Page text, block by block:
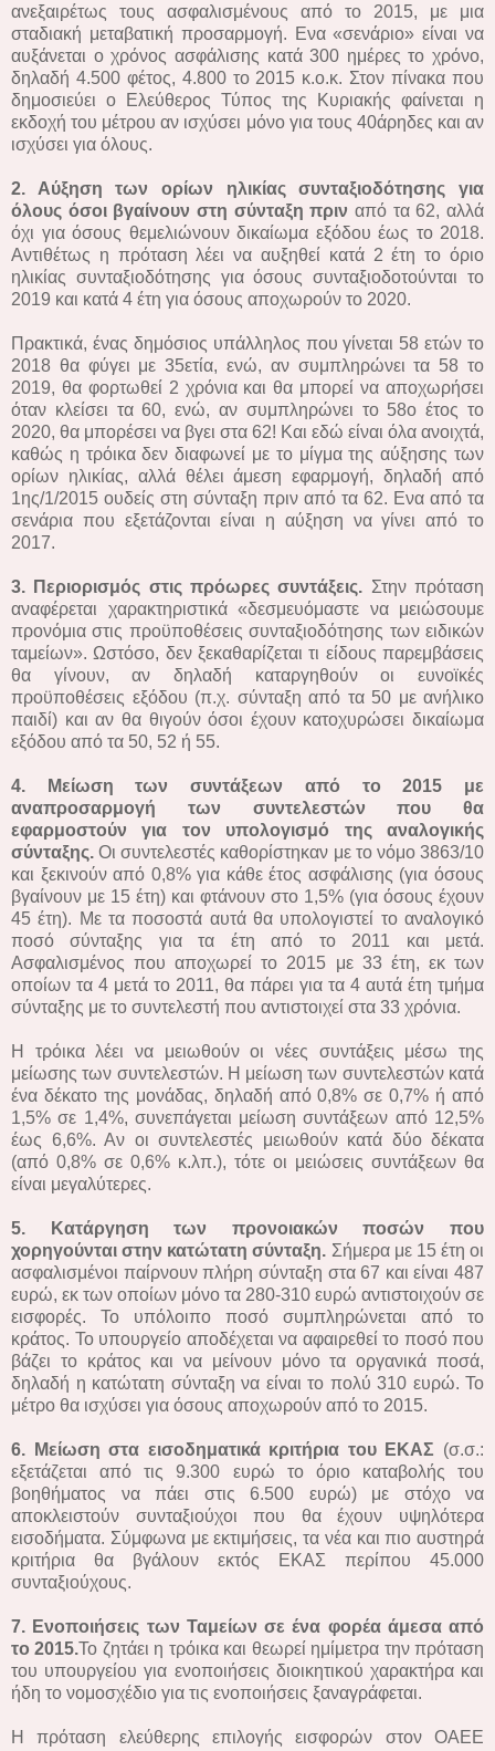
ανεξαιρέτως τους ασφαλισμένους από το 2015, με μια
σταδιακή μεταβατική προσαρμογή. Ενα «σενάριο» είναι να
αυξάνεται ο χρόνος ασφάλισης κατά 300 ημέρες το χρόνο,
δηλαδή 4.500 φέτος, 4.800 το 2015 κ.ο.κ. Στον πίνακα που
δημοσιεύει ο Ελεύθερος Τύπος της Κυριακής φαίνεται η
εκδοχή του μέτρου αν ισχύσει μόνο για τους 40άρηδες και αν
ισχύσει για όλους.
2. Αύξηση των ορίων ηλικίας συνταξιοδότησης για
όλους όσοι βγαίνουν στη σύνταξη πριν από τα 62, αλλά
όχι για όσους θεμελιώνουν δικαίωμα εξόδου έως το 2018.
Αντιθέτως η πρόταση λέει να αυξηθεί κατά 2 έτη το όριο
ηλικίας συνταξιοδότησης για όσους συνταξιοδοτούνται το
2019 και κατά 4 έτη για όσους αποχωρούν το 2020.
Πρακτικά, ένας δημόσιος υπάλληλος που γίνεται 58 ετών το
2018 θα φύγει με 35ετία, ενώ, αν συμπληρώνει τα 58 το
2019, θα φορτωθεί 2 χρόνια και θα μπορεί να αποχωρήσει
όταν κλείσει τα 60, ενώ, αν συμπληρώνει το 58ο έτος το
2020, θα μπορέσει να βγει στα 62! Και εδώ είναι όλα ανοιχτά,
καθώς η τρόικα δεν διαφωνεί με το μίγμα της αύξησης των
ορίων ηλικίας, αλλά θέλει άμεση εφαρμογή, δηλαδή από
1ης/1/2015 ουδείς στη σύνταξη πριν από τα 62. Ενα από τα
σενάρια που εξετάζονται είναι η αύξηση να γίνει από το
2017.
3. Περιορισμός στις πρόωρες συντάξεις. Στην πρόταση
αναφέρεται χαρακτηριστικά «δεσμευόμαστε να μειώσουμε
προνόμια στις προϋποθέσεις συνταξιοδότησης των ειδικών
ταμείων». Ωστόσο, δεν ξεκαθαρίζεται τι είδους παρεμβάσεις
θα γίνουν, αν δηλαδή καταργηθούν οι ευνοϊκές
προϋποθέσεις εξόδου (π.χ. σύνταξη από τα 50 με ανήλικο
παιδί) και αν θα θιγούν όσοι έχουν κατοχυρώσει δικαίωμα
εξόδου από τα 50, 52 ή 55.
4. Μείωση των συντάξεων από το 2015 με
αναπροσαρμογή των συντελεστών που θα
εφαρμοστούν για τον υπολογισμό της αναλογικής
σύνταξης. Οι συντελεστές καθορίστηκαν με το νόμο 3863/10
και ξεκινούν από 0,8% για κάθε έτος ασφάλισης (για όσους
βγαίνουν με 15 έτη) και φτάνουν στο 1,5% (για όσους έχουν
45 έτη). Με τα ποσοστά αυτά θα υπολογιστεί το αναλογικό
ποσό σύνταξης για τα έτη από το 2011 και μετά.
Ασφαλισμένος που αποχωρεί το 2015 με 33 έτη, εκ των
οποίων τα 4 μετά το 2011, θα πάρει για τα 4 αυτά έτη τμήμα
σύνταξης με το συντελεστή που αντιστοιχεί στα 33 χρόνια.
Η τρόικα λέει να μειωθούν οι νέες συντάξεις μέσω της
μείωσης των συντελεστών. Η μείωση των συντελεστών κατά
ένα δέκατο της μονάδας, δηλαδή από 0,8% σε 0,7% ή από
1,5% σε 1,4%, συνεπάγεται μείωση συντάξεων από 12,5%
έως 6,6%. Αν οι συντελεστές μειωθούν κατά δύο δέκατα
(από 0,8% σε 0,6% κ.λπ.), τότε οι μειώσεις συντάξεων θα
είναι μεγαλύτερες.
5. Κατάργηση των προνοιακών ποσών που
χορηγούνται στην κατώτατη σύνταξη. Σήμερα με 15 έτη οι
ασφαλισμένοι παίρνουν πλήρη σύνταξη στα 67 και είναι 487
ευρώ, εκ των οποίων μόνο τα 280-310 ευρώ αντιστοιχούν σε
εισφορές. Το υπόλοιπο ποσό συμπληρώνεται από το
κράτος. Το υπουργείο αποδέχεται να αφαιρεθεί το ποσό που
βάζει το κράτος και να μείνουν μόνο τα οργανικά ποσά,
δηλαδή η κατώτατη σύνταξη να είναι το πολύ 310 ευρώ. Το
μέτρο θα ισχύσει για όσους αποχωρούν από το 2015.
6. Μείωση στα εισοδηματικά κριτήρια του ΕΚΑΣ (σ.σ.:
εξετάζεται από τις 9.300 ευρώ το όριο καταβολής του
βοηθήματος να πάει στις 6.500 ευρώ) με στόχο να
αποκλειστούν συνταξιούχοι που θα έχουν υψηλότερα
εισοδήματα. Σύμφωνα με εκτιμήσεις, τα νέα και πιο αυστηρά
κριτήρια θα βγάλουν εκτός ΕΚΑΣ περίπου 45.000
συνταξιούχους.
7. Ενοποιήσεις των Ταμείων σε ένα φορέα άμεσα από
το 2015.Το ζητάει η τρόικα και θεωρεί ημίμετρα την πρόταση
του υπουργείου για ενοποιήσεις διοικητικού χαρακτήρα και
ήδη το νομοσχέδιο για τις ενοποιήσεις ξαναγράφεται.
Η πρόταση ελεύθερης επιλογής εισφορών στον ΟΑΕΕ